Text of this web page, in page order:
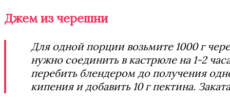
Джем из черешни
Для одной порции возьмите 1000 г
нужно соединить в кастрюле на 1-2
перебить блендером до получения
кипения и добавить 10 г пектина.